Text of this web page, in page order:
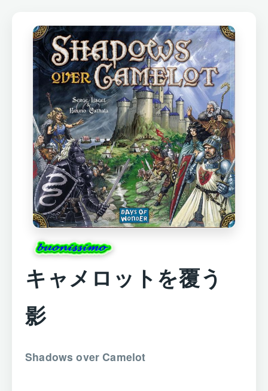
キャメロットを覆う
影
Shadows over Camelot